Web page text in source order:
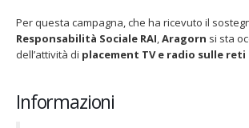
Per questa campagna, che ha ricevuto il
Responsabilità Sociale RAI,Aragorn si sta
dell’attività di placement TV e radio sulle reti
Informazioni